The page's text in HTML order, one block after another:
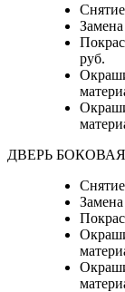
руб.
ДВЕРЬ